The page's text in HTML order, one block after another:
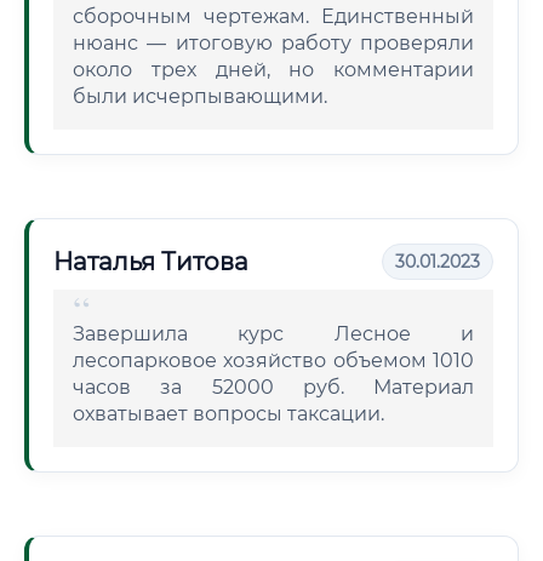
сборочным чертежам. Единственный
нюанс — итоговую работу проверяли
около трех дней, но комментарии
были исчерпывающими.
Наталья Титова 30.01.2023
Завершила курс Лесное и
лесопарковое хозяйство объемом 1010
часов за 52000 руб. Материал
охватывает вопросы таксации.